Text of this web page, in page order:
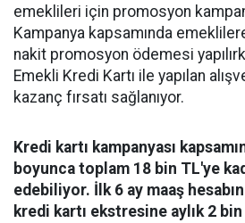
emeklileri için promosyon
Kampanya kapsamında
nakit promosyon ödemesi
Emekli Kredi Kartı ile yapılan
kazanç fırsatı sağlanıyor.
Kredi kartı kampanyası
boyunca toplam 18 bin TL'ye
edebiliyor. İlk 6 ay maaş
kredi kartı ekstresine aylık 2